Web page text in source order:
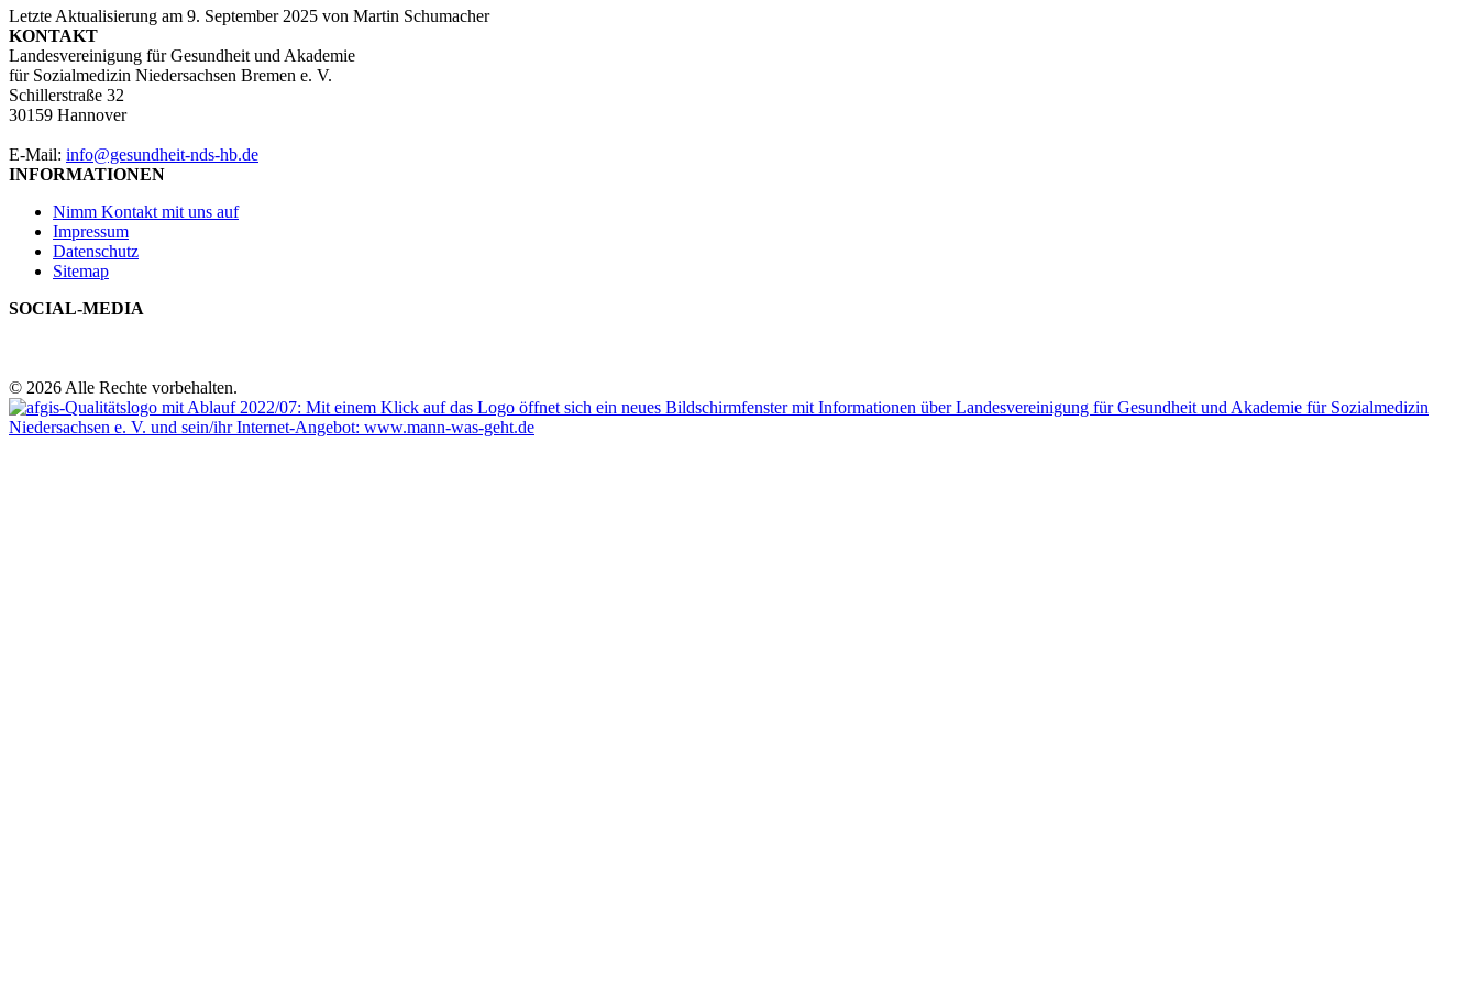
Letzte Aktualisierung am 9. September 2025 von Martin Schumacher
KONTAKT
Landesvereinigung für Gesundheit und Akademie
für Sozialmedizin Niedersachsen Bremen e. V.
Schillerstraße 32
30159 Hannover
E-Mail: info@gesundheit-nds-hb.de
INFORMATIONEN
Nimm Kontakt mit uns auf
Impressum
Datenschutz
Sitemap
SOCIAL-MEDIA
© 2026 Alle Rechte vorbehalten.